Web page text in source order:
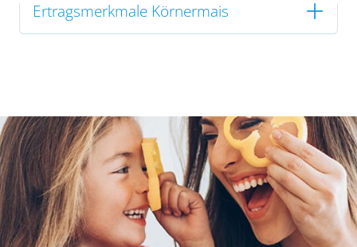
Ertragsmerkmale Körnermais